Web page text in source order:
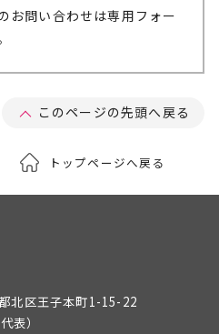
お問い合わせは専用フォー
このページの先頭へ戻る
トップページへ戻る
北区王子本町1-15-22
代表）